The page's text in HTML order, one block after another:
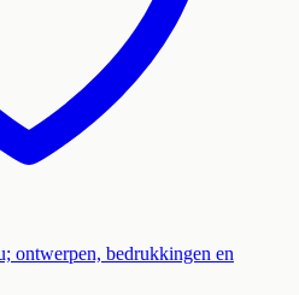
ontwerpen, bedrukkingen en